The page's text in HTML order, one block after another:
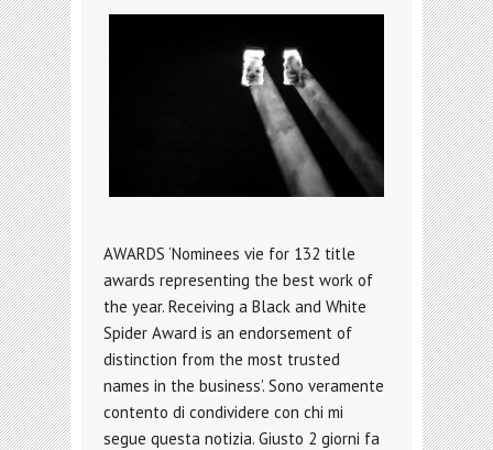
AWARDS ‘Nominees vie for 132 title
awards representing the best work of
the year. Receiving a Black and White
Spider Award is an endorsement of
distinction from the most trusted
names in the business’. Sono veramente
contento di condividere con chi mi
segue questa notizia. Giusto 2 giorni fa